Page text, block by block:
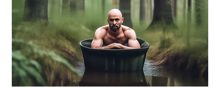
WN
CIREBON
WN
INDRAMAYU
WN